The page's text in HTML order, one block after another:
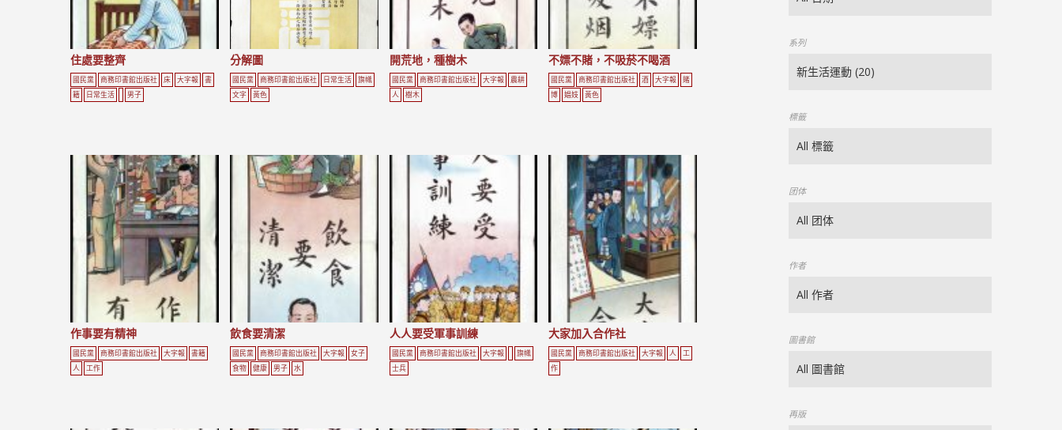
住處要整齊
國民黨 商務印書館出版社 床 大字報
書
籍
日常生活 男子
分解圖
國民黨 商務印書館出版社 日常生活
旗幟
文字
黃色
開荒地，種樹木
國民黨 商務印書館出版社 大字報
農耕
人
樹木
不嫖不賭，不吸菸不喝酒
國民黨 商務印書館出版社 酒 大字報
賭
博
娼妓 黃色
作事要有精神
國民黨 商務印書館出版社 大字報
書籍
人
工作
飲食要清潔
國民黨 商務印書館出版社 大字報
女子
食物
健康 男子 水
人人要受軍事訓練
國民黨 商務印書館出版社 大字報
旗幟
士兵
大家加入合作社
國民黨 商務印書館出版社 大字報 人
工
作
系列
標籤
团体
作者
圖書館
再版